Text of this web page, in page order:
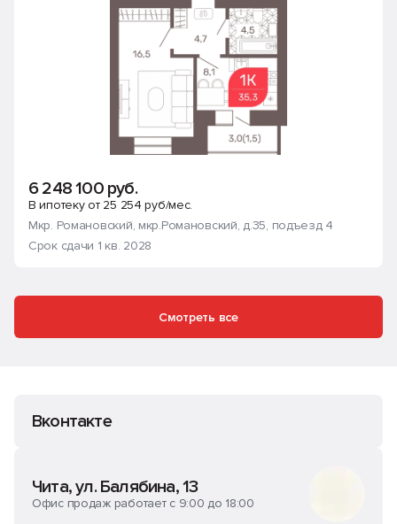
6 248 100 руб.
В ипотеку от 25 254 руб/мес.
Мкр. Романовский, мкр.Романовский, д.35, подъезд 4
Срок сдачи 1 кв. 2028
Смотреть все
Вконтакте
Чита, ул. Балябина, 13
Офис продаж работает с 9:00 до 18:00